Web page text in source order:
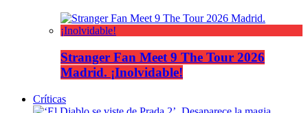
Stranger Fan Meet 9 The Tour 2026
Madrid. ¡Inolvidable!
Críticas